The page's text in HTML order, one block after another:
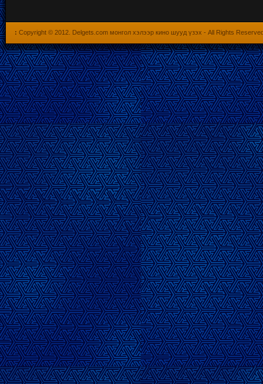
: Copyright © 2012. Delgets.com монгол хэлээр кино шууд үзэх - All Rights